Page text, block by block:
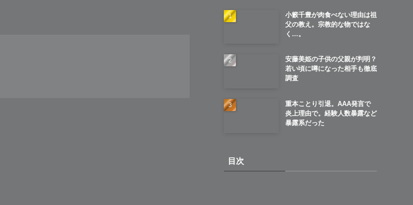
小籔千豊が肉食べない理由は祖
父の教え。宗教的な物ではな
く…。
安藤美姫の子供の父親が判明？
若い頃に噂になった相手も徹底
調査
重本ことり引退。AAA発言で
炎上理由で。経験人数暴露など
暴露系だった
目次